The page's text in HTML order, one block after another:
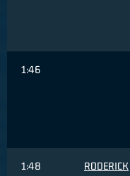
1:46
1:48
RODERICK